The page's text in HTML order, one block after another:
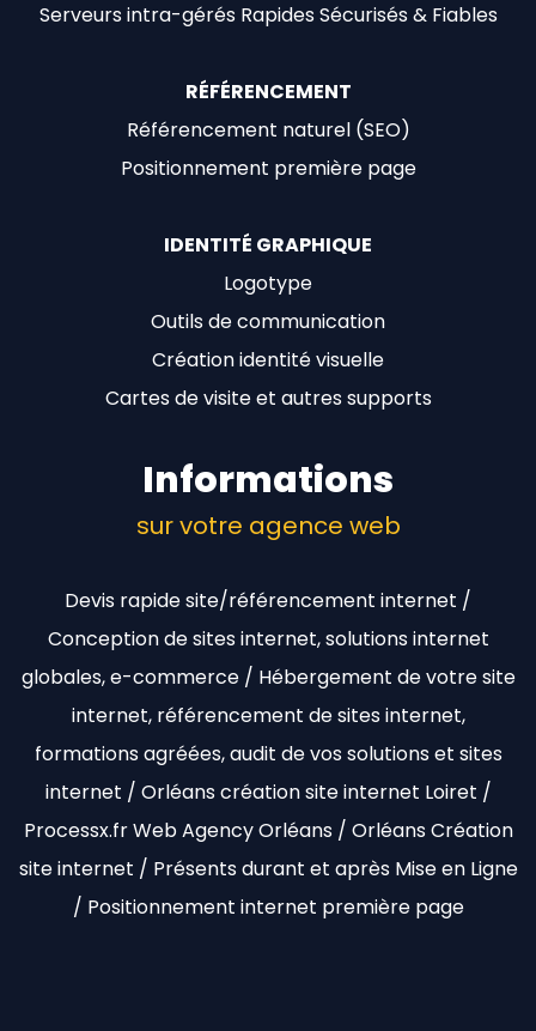
Serveurs intra-gérés Rapides Sécurisés & Fiables
RÉFÉRENCEMENT
Référencement naturel (SEO)
Positionnement première page
IDENTITÉ GRAPHIQUE
Logotype
Outils de communication
Création identité visuelle
Cartes de visite et autres supports
Informations
sur votre agence web
Devis rapide site/référencement internet /
Conception de sites internet, solutions internet
globales, e-commerce / Hébergement de votre site
internet, référencement de sites internet,
formations agréées, audit de vos solutions et sites
internet / Orléans création site internet Loiret /
Processx.fr Web Agency Orléans / Orléans Création
site internet / Présents durant et après Mise en Ligne
/ Positionnement internet première page